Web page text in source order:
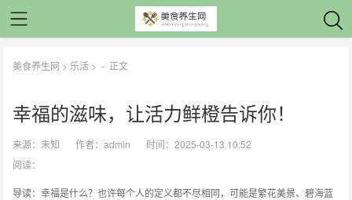
美食养生网 > 乐活 > - 正文
幸福的滋味，让活力鲜橙告诉你！
来源：未知 作者：admin
时间：2025-03-13 10:52
阅读：
导读：幸福是什么？也许每个人的定义都不尽相同，可能是繁花美景、碧海蓝